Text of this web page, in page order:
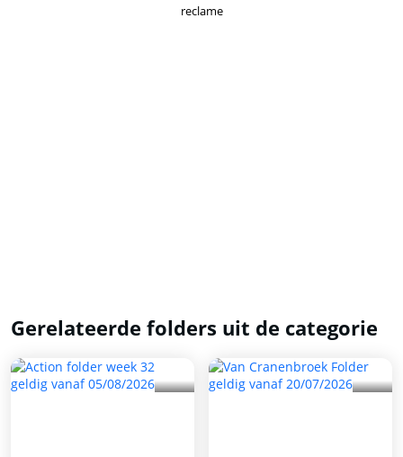
reclame
Gerelateerde folders uit de categorie